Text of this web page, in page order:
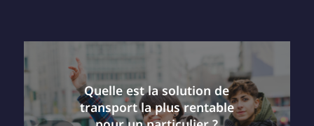
Quelle est la solution de
transport la plus rentable